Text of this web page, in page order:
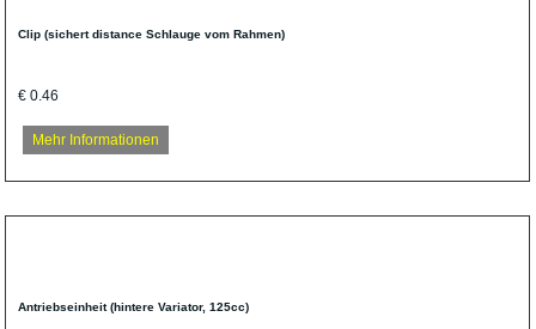
Clip (sichert distance Schlauge vom Rahmen)
€ 0.46
Mehr Informationen
Antriebseinheit (hintere Variator, 125cc)